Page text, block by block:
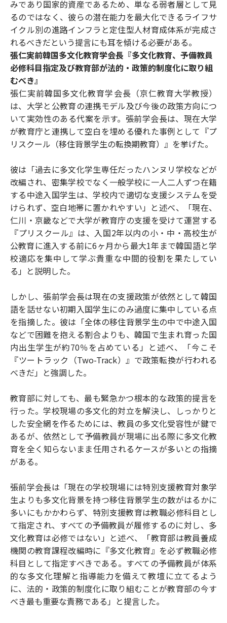
みであり国家的資産であるため、単なる弱者層として見
るのではなく、彼らの潜在能力を最大化できるライフサ
イクル別の進路インフラと定住型人材育成体系が完成さ
れるべきだという提言にも耳を傾ける必要がある。
張仁実前韓国多文化教育学会長『多文化教育、予備教員
必修科目指定及び教育部が法的・政策的制度化に取り組
むべき』
張仁実前韓国多文化教育学会長（京仁教育大学教授）
は、大学と公教育の連携モデル及び今後の政策方向につ
いて実効性のある代案を示す。張前学会長は、現在大学
が教育庁と連携して空白を埋める優れた事例として『プ
リスクール（移住背景学生の転換期教育）』を挙げた。
彼は「過去に多文化学生専任だったハンヌリ学校などが
改編され、密集学校でなく一般学校に一人二人ずつ在籍
する中途入国学生は、学校内で適切な支援システムを受
けられず、空白地帯に置かれやすい」と述べ、「現在、
仁川・京畿などで大学が教育庁の支援を受けて運営する
『プリスクール』は、入国2年以内の小・中・高校生が
公教育に進入する前に6ヶ月から最大1年まで韓国語と学
校適応を集中して学ぶ貴重な中間的役割を果たしてい
る」と説明した。
しかし、張前学会長は現在の支援政策が依然として韓国
語を話せない初期入国学生にのみ過度に集中している点
を指摘した。彼は「全体の移住背景学生の中で中途入国
などで困難を抱える割合よりも、韓国で生まれ育った国
内出生学生が約70％を占めている」と述べ、「今こそ
『ツートラック（Two-Track）』で政策転換が行われる
べきだ」と強調した。
教育部に対しても、最も緊急かつ根本的な政策的提言を
行った。学校現場の多文化的対立を解決し、しっかりと
した安全網を作るためには、教員の多文化受容性が鍵で
あるが、依然として予備教員が現場に出る際に多文化教
育を全く知らないまま任用されるケースが多いとの指摘
がある。
張前学会長は「現在の学校現場には特別支援教育対象学
生よりも多文化背景を持つ移住背景学生の数がはるかに
多いにもかかわらず、特別支援教育は教職必修科目とし
て指定され、すべての予備教員が履修するのに対し、多
文化教育は必修ではない」と述べ、「教育部は教員養成
機関の教育課程改編時に『多文化教育』を必ず教職必修
科目として指定すべきである。すべての予備教員が体系
的な多文化理解と指導能力を備えて教壇に立てるよう
に、法的・政策的制度化に取り組むことが教育部の今す
べき最も重要な責務である」と提言した。